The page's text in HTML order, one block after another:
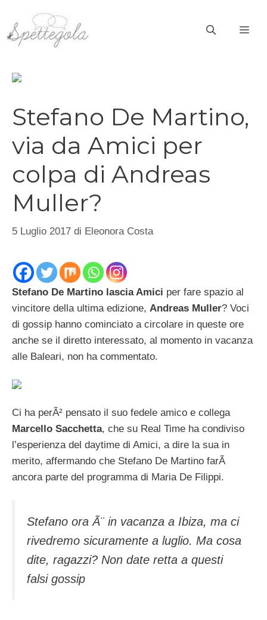
contenuto
Stefano De Martino,
via da Amici per
colpa di Andreas
Muller?
5 Luglio 2017 di Eleonora Costa
Stefano De Martino lascia Amici per fare spazio al
vincitore della ultima edizione, Andreas Muller? Voci
di gossip hanno cominciato a circolare in queste ore
anche se il diretto interessato, al momento in vacanza
alle Baleari, non ha commentato.
Ci ha perÃ² pensato il suo fedele amico e collega
Marcello Sacchetta, che su Real Time ha condiviso
l’esperienza del daytime di Amici, a dire la sua in
merito, affermando che Stefano De Martino farÃ
ancora parte del programma di Maria De Filippi.
Stefano ora Ã¨ in vacanza a Ibiza, ma ci
rivedremo sicuramente a luglio. Ma cosa
dite, ragazzi? Non date retta a questi
falsi gossip